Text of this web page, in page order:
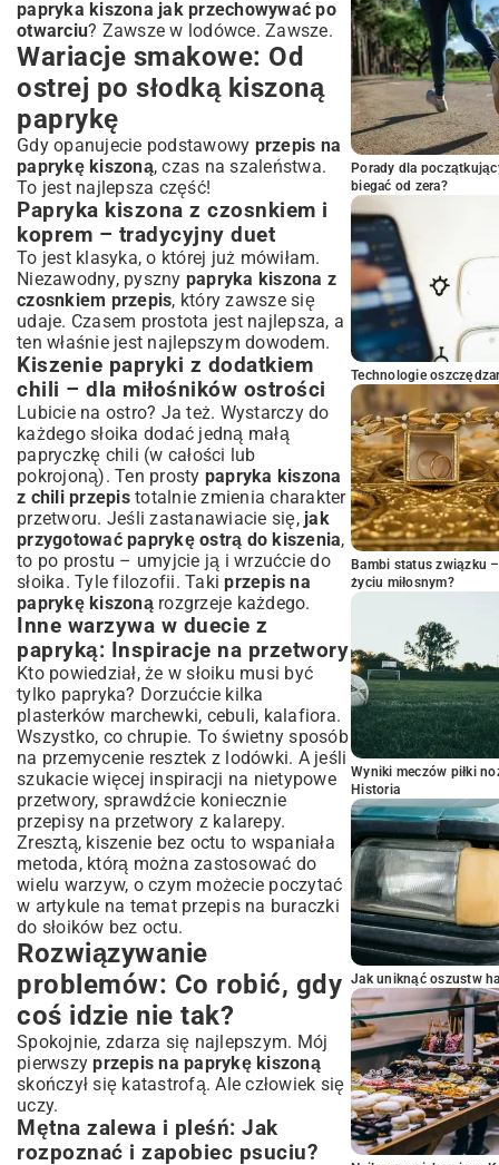
papryka kiszona jak przechowywać po
otwarciu? Zawsze w lodówce. Zawsze.
Wariacje smakowe: Od
ostrej po słodką kiszoną
paprykę
Gdy opanujecie podstawowy przepis na
paprykę kiszoną, czas na szaleństwa.
To jest najlepsza część!
Papryka kiszona z czosnkiem i
koprem – tradycyjny duet
To jest klasyka, o której już mówiłam.
Niezawodny, pyszny papryka kiszona z
czosnkiem przepis, który zawsze się
udaje. Czasem prostota jest najlepsza, a
ten właśnie jest najlepszym dowodem.
Kiszenie papryki z dodatkiem
chili – dla miłośników ostrości
Lubicie na ostro? Ja też. Wystarczy do
każdego słoika dodać jedną małą
papryczkę chili (w całości lub
pokrojoną). Ten prosty papryka kiszona
z chili przepistotalnie zmienia charakter
przetworu. Jeśli zastanawiacie się, jak
przygotować paprykę ostrą do kiszenia,
to po prostu – umyjcie ją i wrzućcie do
słoika. Tyle filozofii. Takiprzepis na
paprykę kiszonąrozgrzeje każdego.
Inne warzywa w duecie z
papryką: Inspiracje na przetwory
Kto powiedział, że w słoiku musi być
tylko papryka? Dorzućcie kilka
plasterków marchewki, cebuli, kalafiora.
Wszystko, co chrupie. To świetny sposób
na przemycenie resztek z lodówki. A jeśli
szukacie więcej inspiracji na nietypowe
przetwory, sprawdźcie koniecznie
przepisy na przetwory z kalarepy.
Zresztą, kiszenie bez octu to wspaniała
metoda, którą można zastosować do
wielu warzyw, o czym możecie poczytać
w artykule na temat przepis na buraczki
do słoików bez octu.
Rozwiązywanie
problemów: Co robić, gdy
coś idzie nie tak?
Spokojnie, zdarza się najlepszym. Mój
pierwszyprzepis na paprykę kiszoną
skończył się katastrofą. Ale człowiek się
uczy.
Mętna zalewa i pleśń: Jak
rozpoznać i zapobiec psuciu?
Porady dla
biegać od zera?
Technologie
Bambi status związku
życiu miłosnym?
Wyniki meczów piłki
Historia
Jak uniknąć oszustw